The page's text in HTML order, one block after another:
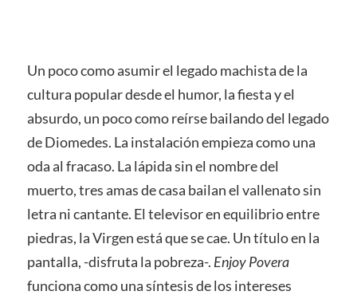
Un poco como asumir el legado machista de la
cultura popular desde el humor, la fiesta y el
absurdo, un poco como reírse bailando del legado
de Diomedes. La instalación empieza como una
oda al fracaso. La lápida sin el nombre del
muerto, tres amas de casa bailan el vallenato sin
letra ni cantante. El televisor en equilibrio entre
piedras, la Virgen está que se cae. Un título en la
pantalla, -disfruta la pobreza-. Enjoy Povera
funciona como una síntesis de los intereses